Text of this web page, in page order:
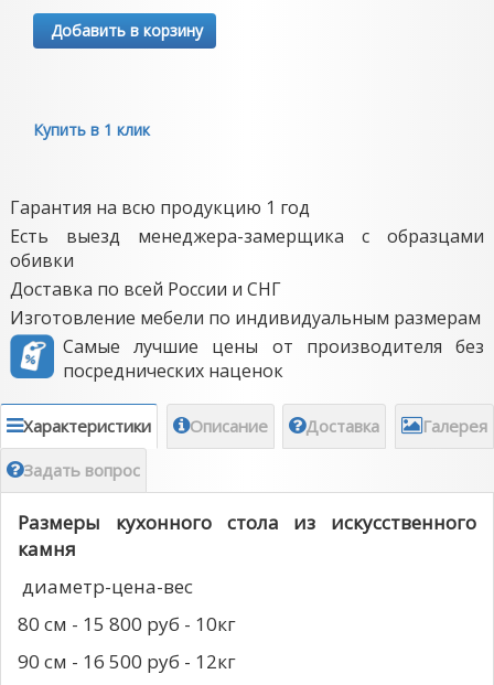
Добавить в корзину
Купить в 1 клик
Гарантия на всю продукцию 1 год
Есть выезд менеджера-замерщика с образцами
обивки
Доставка по всей России и СНГ
Изготовление мебели по индивидуальным размерам
Самые лучшие цены от производителя без
посреднических наценок
Характеристики Описание Доставка
Галерея
Задать вопрос
Размеры кухонного стола из искусственного
камня
диаметр-цена-вес
80 см - 15 800 руб - 10кг
90 см - 16 500 руб - 12кг